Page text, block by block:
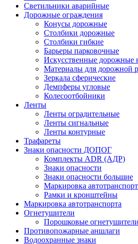
Светильники аварийные
Дорожные ограждения
Конусы дорожные
Столбики дорожные
Столбики гибкие
Барьеры парковочные
Искусственные
Материалы для дорожной
Зеркала сферические
Демпферы угловые
Колесоотбойники
Ленты
Ленты оградительные
Ленты сигнальные
Ленты контурные
Трафареты
Знаки опасности ДОПОГ
Комплекты ADR (АДР)
Знаки опасности
Знаки опасности большие
Маркировка
Рамки и кронштейны
Маркировка автотранспорта
Огнетушители
Порошковые огнетушители
Противопожарные аншлаги
Водоохранные знаки